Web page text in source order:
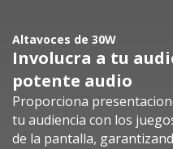
Altavoces de 30W
Involucra a tu
potente audio
Proporciona
tu audiencia con los
de la pantalla,